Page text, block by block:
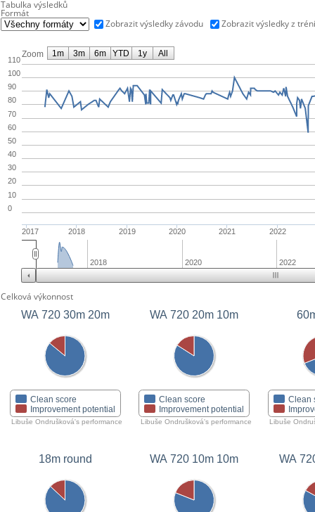
Tabulka výsledků
Formát
Zobrazit výsledky závodu
Zobrazit výsledky z
Zoom
2017 2018 2019 2020 2021 2022
0
10
20
30
40
50
60
70
80
90
100
110
2018 2020 2022
1m 3m 6m YTD 1y All
Celková výkonnost
WA 720 30m 20m
Clean score
Improvement potential
Libuše Ondrušková's performance
WA 720 20m 10m
Clean score
Improvement potential
Libuše Ondrušková's performance
Clean
Libuše
18m round WA 720 10m 10m WA